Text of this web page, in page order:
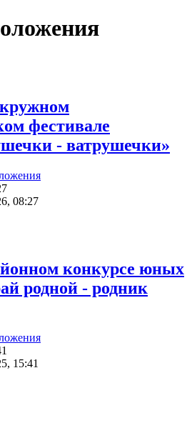
фестивале
- ватрушечки»
08:27
конкурсе юных
родной - родник
15:41